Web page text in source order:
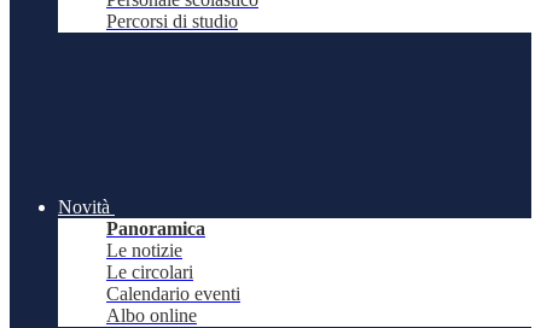
Percorsi di studio
Novità
Panoramica
Le notizie
Le circolari
Calendario eventi
Albo online